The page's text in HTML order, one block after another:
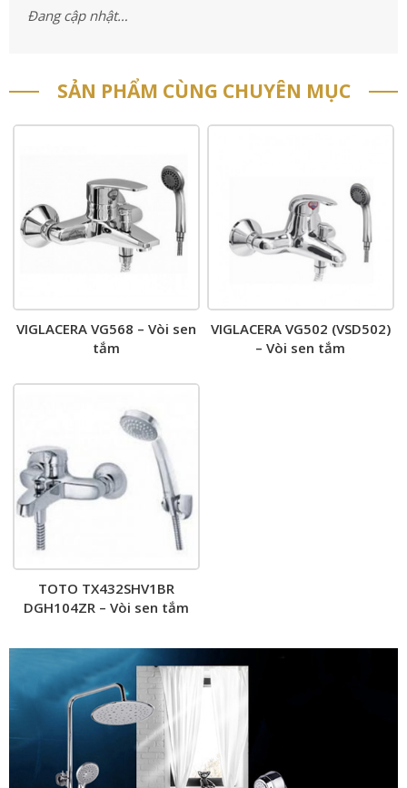
Đang cập nhật…
SẢN PHẨM CÙNG CHUYÊN MỤC
VIGLACERA VG568 – Vòi sen
tắm
VIGLACERA VG502 (VSD502)
– Vòi sen tắm
TOTO TX432SHV1BR
DGH104ZR – Vòi sen tắm